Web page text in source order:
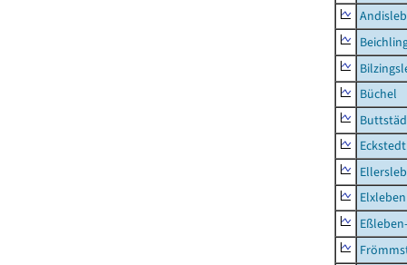
Büchel
Eckstedt
Elxleben